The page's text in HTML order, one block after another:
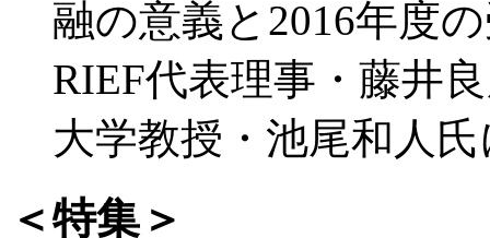
融の意義と2016年度
RIEF代表理事・藤井
大学教授・池尾和人
＜特集＞